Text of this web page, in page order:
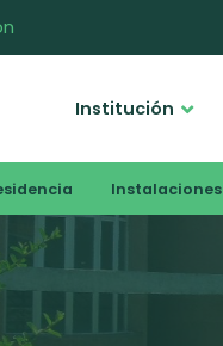
Institución
Instalaciones